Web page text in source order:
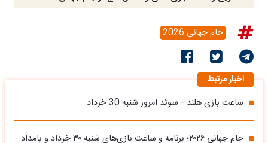
جام جهانی 2026
اخبار مرتبط
ساعت بازی هلند - سوئد امروز شنبه 30 خرداد
جام جهانی ۲۰۲۶؛ برنامه و ساعت بازی‌های شنبه ۳۰ خرداد و بامداد